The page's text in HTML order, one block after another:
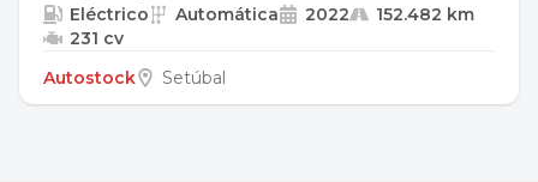
Eléctrico Automática 2022
152.482 km
231 cv
Autostock
Setúbal